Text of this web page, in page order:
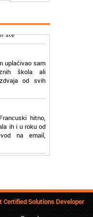
ja se
ste
sam
škola ali
od svih
hitno,
ih i u roku od
na email,
program! Sa
kurs
Certified Solutions Developer